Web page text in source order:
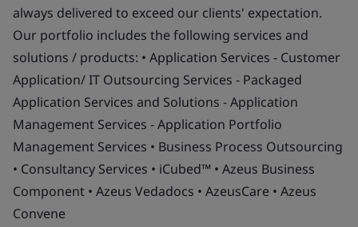
always delivered to exceed our clients' expectation.
Our portfolio includes the following services and
solutions / products: • Application Services - Customer
Application/ IT Outsourcing Services - Packaged
Application Services and Solutions - Application
Management Services - Application Portfolio
Management Services • Business Process Outsourcing
• Consultancy Services • iCubed™ • Azeus Business
Component • Azeus Vedadocs • AzeusCare • Azeus
Convene